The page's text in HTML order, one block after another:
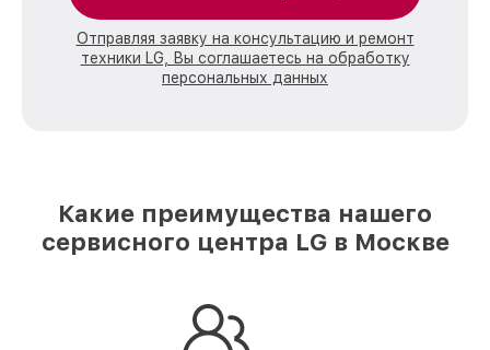
Отправляя заявку на консультацию и ремонт
техники LG, Вы соглашаетесь на обработку
персональных данных
Какие преимущества нашего
сервисного центра LG в Москве